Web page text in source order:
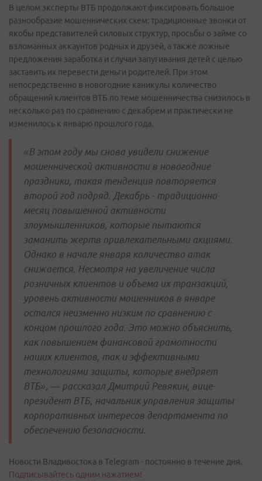
В целом эксперты ВТБ продолжают фиксировать большое
разнообразие мошеннических схем: традиционные звонки от
якобы представителей силовых структур, просьбы о займе со
взломанных аккаунтов родных и друзей, а также ложные
предложения заработка и случаи запугивания детей с целью
заставить их перевести деньги родителей. При этом
непосредственно в новогодние каникулы количество
обращений клиентов ВТБ по теме мошенничества снизилось в
несколько раз по сравнению с декабрем и практически не
изменилось к январю прошлого года.
«В этом году мы снова увидели снижение
мошеннической активности в новогодние
праздники, такая тенденция повторяется
второй год подряд. Декабрь - традиционно
месяц повышенной активности
злоумышленников, которые пытаются
заманить жертв привлекательными акциями.
Однако в начале января количество атак
снижается. Несмотря на увеличение числа
розничных клиентов и объема их транзакций,
уровень активности мошенников в январе
остался неизменно низким по сравнению с
концом прошлого года. Это можно объяснить,
как повышением финансовой грамотности
наших клиентов, так и эффективными
технологиями защиты, которые внедряет
ВТБ», — рассказал Дмитрий Ревякин, вице-
президент ВТБ, начальник управления защиты
корпоративных интересов департамента по
обеспечению безопасности.
Новости Владивостока в Telegram - постоянно в течение дня.
Подписывайтесь одним нажатием!